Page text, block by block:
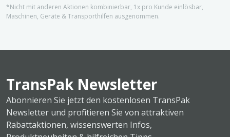
*Nicht mit anderen Aktionen kombinierbar, 1x pro Kunde einlösbar,
Maschinen, Geräte & Transporthilfen ausgenommen.
TransPak Newsletter
Abonnieren Sie jetzt den kostenlosen TransPak
Newsletter und profitieren Sie von attraktiven
Rabattaktionen, wissenswerten Infos,